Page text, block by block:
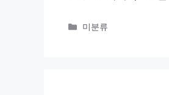
카
미분류